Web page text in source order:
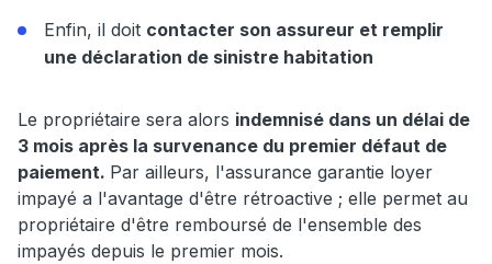
Enfin, il doit contacter son assureur et remplir
une déclaration de sinistre habitation
Le propriétaire sera alors indemnisé dans un délai de
3 mois après la survenance du premier défaut de
paiement. Par ailleurs, l'assurance garantie loyer
impayé a l'avantage d'être rétroactive ; elle permet au
propriétaire d'être remboursé de l'ensemble des
impayés depuis le premier mois.